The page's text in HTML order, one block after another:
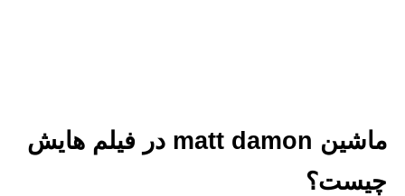
ماشین matt damon در فیلم هایش
چیست؟